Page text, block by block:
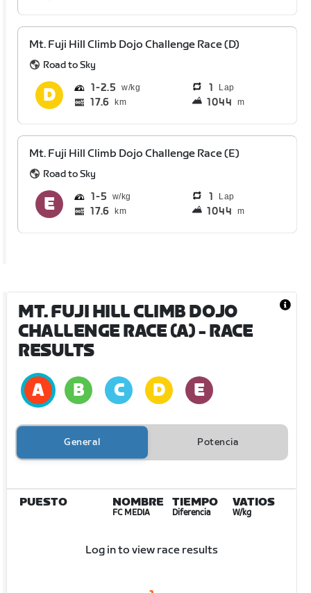
Mt. Fuji Hill Climb Dojo Challenge Race (D)
Road to Sky
1 2.5 1 Lap
17.6 km 1044 m
Mt. Fuji Hill Climb Dojo Challenge Race (E)
Road to Sky
1 5 1 Lap
17.6 km 1044 m
MT. FUJI HILL CLIMB DOJO
CHALLENGE RACE (A)- RACE
RESULTS
General Potencia
PUESTO NOMBRE
FC MEDIA
TIEMPO
Diferencia
VATIOS
W/kg
Log in to view race results